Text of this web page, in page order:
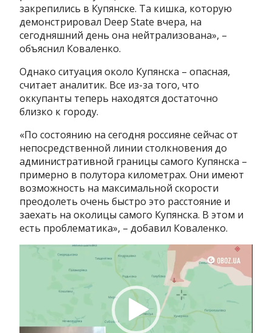
закрепились в Купянске. Та кишка, которую
демонстрировал Deep State вчера, на
сегодняшний день она нейтрализована», –
объяснил Коваленко.
Однако ситуация около Купянска – опасная,
считает аналитик. Все из-за того, что
оккупанты теперь находятся достаточно
близко к городу.
«По состоянию на сегодня россияне сейчас от
непосредственной линии столкновения до
административной границы самого Купянска –
примерно в полутора километрах. Они имеют
возможность на максимальной скорости
преодолеть очень быстро это расстояние и
заехать на околицы самого Купянска. В этом и
есть проблематика», – добавил Коваленко.
Видеоплеер